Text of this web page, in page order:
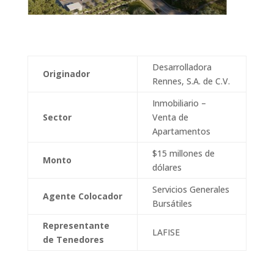
Originador
Desarrolladora
Rennes, S.A. de C.V.
Sector
Inmobiliario –
Venta de
Apartamentos
Monto
$15 millones de
dólares
Agente Colocador
Servicios Generales
Bursátiles
Representante
de Tenedores
LAFISE